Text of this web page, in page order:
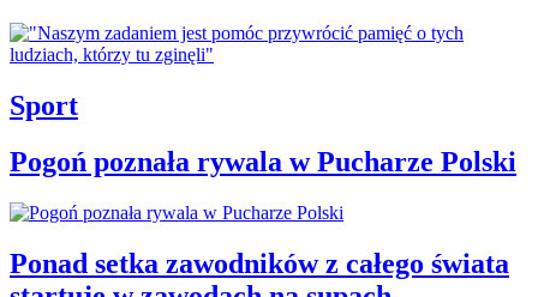
Sport
Pogoń poznała rywala w Pucharze Polski
Ponad setka zawodników z całego świata